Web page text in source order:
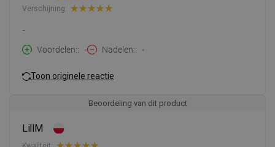
Verschijning:
-
Voordelen:
- Nadelen: -
Toon originele reactie
Beoordeling van dit product
LillM